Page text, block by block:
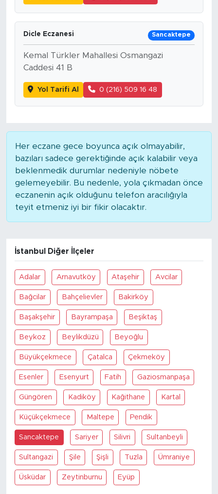
Dicle Eczanesi Sancaktepe
Kemal Türkler Mahallesi Osmangazi
Caddesi 41 B
Yol Tarifi Al 0 (216) 509 16 48
Her eczane gece boyunca açık olmayabilir,
bazıları sadece gerektiğinde açık kalabilir veya
beklenmedik durumlar nedeniyle nöbete
gelemeyebilir. Bu nedenle, yola çıkmadan önce
eczanenin açık olduğunu telefon aracılığıyla
teyit etmeniz iyi bir fikir olacaktır.
İstanbul Diğer İlçeler
Adalar Arnavutköy Ataşehir Avcilar
Bağcilar Bahçelievler Bakirköy
Başakşehir Bayrampaşa Beşiktaş
Beykoz Beylikdüzü Beyoğlu
Büyükçekmece Çatalca Çekmeköy
Esenler Esenyurt Fatih Gaziosmanpaşa
Güngören Kadiköy Kağithane Kartal
Küçükçekmece Maltepe Pendik
Sancaktepe Sariyer Silivri Sultanbeyli
Sultangazi Şile Şişli Tuzla Ümraniye
Üsküdar Zeytinburnu Eyüp
YAŞAM
TARİHTEN GÜNÜMÜZE
TARİH
KADIN
MEDYA KÖŞESİ
FOTO GALERİ
VİDEOLAR
SOSYAL MEDYA